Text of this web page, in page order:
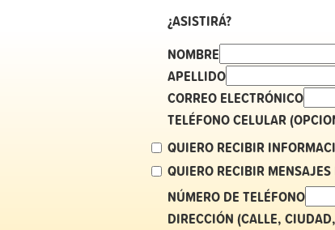
¿ASISTIRÁ?
NOMBRE
APELLIDO
CORREO ELECTRÓNICO
TELÉFONO CELULAR
QUIERO RECIBIR
QUIERO RECIBIR
NÚMERO DE TELÉFONO
DIRECCIÓN (CALLE,